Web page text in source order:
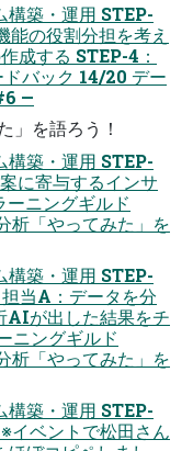
築・運用 STEP-
能の役割分担を考え
成する STEP-4：
バック 14/20 デー
—
」を語ろう！
築・運用 STEP-
に寄与するインサ
ニングギルド
「やってみた」を
築・運用 STEP-
当A：データを分
AIが出した結果をチ
ニングギルド
「やってみた」を
築・運用 STEP-
イベントで松田さん